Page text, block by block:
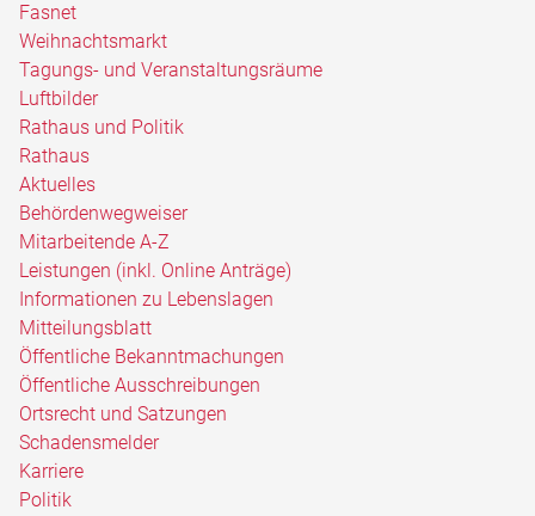
Fasnet
Weihnachtsmarkt
Tagungs- und Veranstaltungsräume
Luftbilder
Rathaus und Politik
Rathaus
Aktuelles
Behördenwegweiser
Mitarbeitende A-Z
Leistungen (inkl. Online Anträge)
Informationen zu Lebenslagen
Mitteilungsblatt
Öffentliche Bekanntmachungen
Öffentliche Ausschreibungen
Ortsrecht und Satzungen
Schadensmelder
Karriere
Politik